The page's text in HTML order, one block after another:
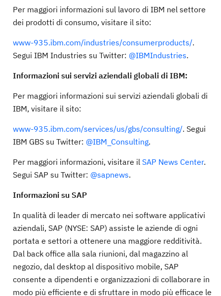
Per maggiori informazioni sul lavoro di IBM nel settore
dei prodotti di consumo, visitare il sito:
www-935.ibm.com/industries/consumerproducts/.
Segui IBM Industries su Twitter: @IBMIndustries.
Informazioni sui servizi aziendali globali di IBM:
Per maggiori informazioni sui servizi aziendali globali di
IBM, visitare il sito:
www-935.ibm.com/services/us/gbs/consulting/. Segui
IBM GBS su Twitter: @IBM_Consulting.
Per maggiori informazioni, visitare il SAP News Center.
Segui SAP su Twitter: @sapnews.
Informazioni su SAP
In qualità di leader di mercato nei software applicativi
aziendali, SAP (NYSE: SAP) assiste le aziende di ogni
portata e settori a ottenere una maggiore redditività.
Dal back office alla sala riunioni, dal magazzino al
negozio, dal desktop al dispositivo mobile, SAP
consente a dipendenti e organizzazioni di collaborare in
modo più efficiente e di sfruttare in modo più efficace le